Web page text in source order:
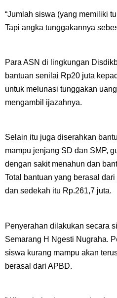
“Jumlah siswa (yang memiliki
Tapi angka tunggakannya
Para ASN di lingkungan
bantuan senilai Rp20 juta
untuk melunasi tunggakan
mengambil ijazahnya.
Selain itu juga diserahkan
mampu jenjang SD dan SMP,
dengan sakit menahun dan
Total bantuan yang berasal
dan sedekah itu Rp.261,7 juta.
Penyerahan dilakukan secara
Semarang H Ngesti Nugraha.
siswa kurang mampu akan
berasal dari APBD.